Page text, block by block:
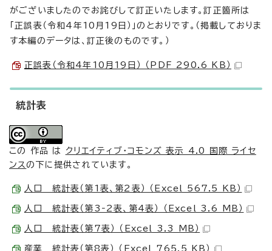
がございましたのでお詫びして訂正いたします。訂正箇所は
「正誤表（令和4年10月19日）」のとおりです。（掲載しておりま
す本編のデータは、訂正後のものです。）
正誤表（令和4年10月19日） （PDF 290.6 KB）
統計表
この 作品 は クリエイティブ・コモンズ 表示 4.0 国際 ライセ
ンスの下に提供されています。
人口 統計表（第1表、第2表） （Excel 567.5 KB）
人口 統計表（第3‐2表、第4表） （Excel 3.6 MB）
人口 統計表（第7表） （Excel 3.3 MB）
産業 統計表（第8表） （Excel 765.5 KB）